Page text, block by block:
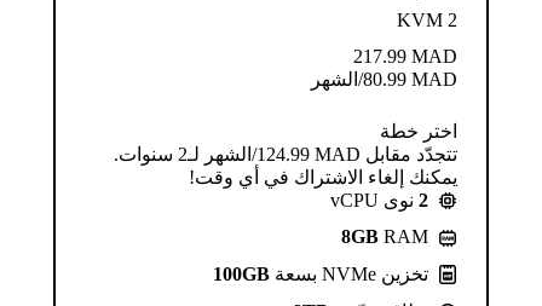
KVM 2
MAD
217.99
MAD
80.99/الشهر
اختر خطة
تتجدّد مقابل MAD ⁦124.99⁩/الشهر لـ2 سنوات.
يمكنك إلغاء الاشتراك في أي وقت!
2 نوى vCPU
8GB RAM
تخزين NVMe بسعة
100GB